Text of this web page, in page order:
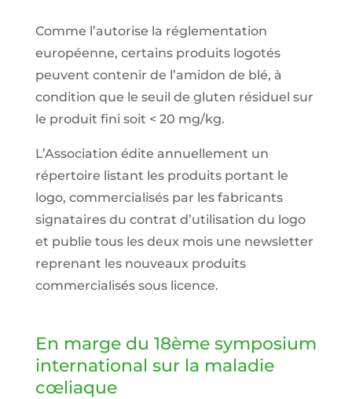
Comme l’autorise la réglementation
européenne, certains produits logotés
peuvent contenir de l’amidon de blé, à
condition que le seuil de gluten résiduel sur
le produit fini soit < 20 mg/kg.
L’Association édite annuellement un
répertoire listant les produits portant le
logo, commercialisés par les fabricants
signataires du contrat d’utilisation du logo
et publie tous les deux mois une newsletter
reprenant les nouveaux produits
commercialisés sous licence.
En marge du 18ème symposium
international sur la maladie
cœliaque